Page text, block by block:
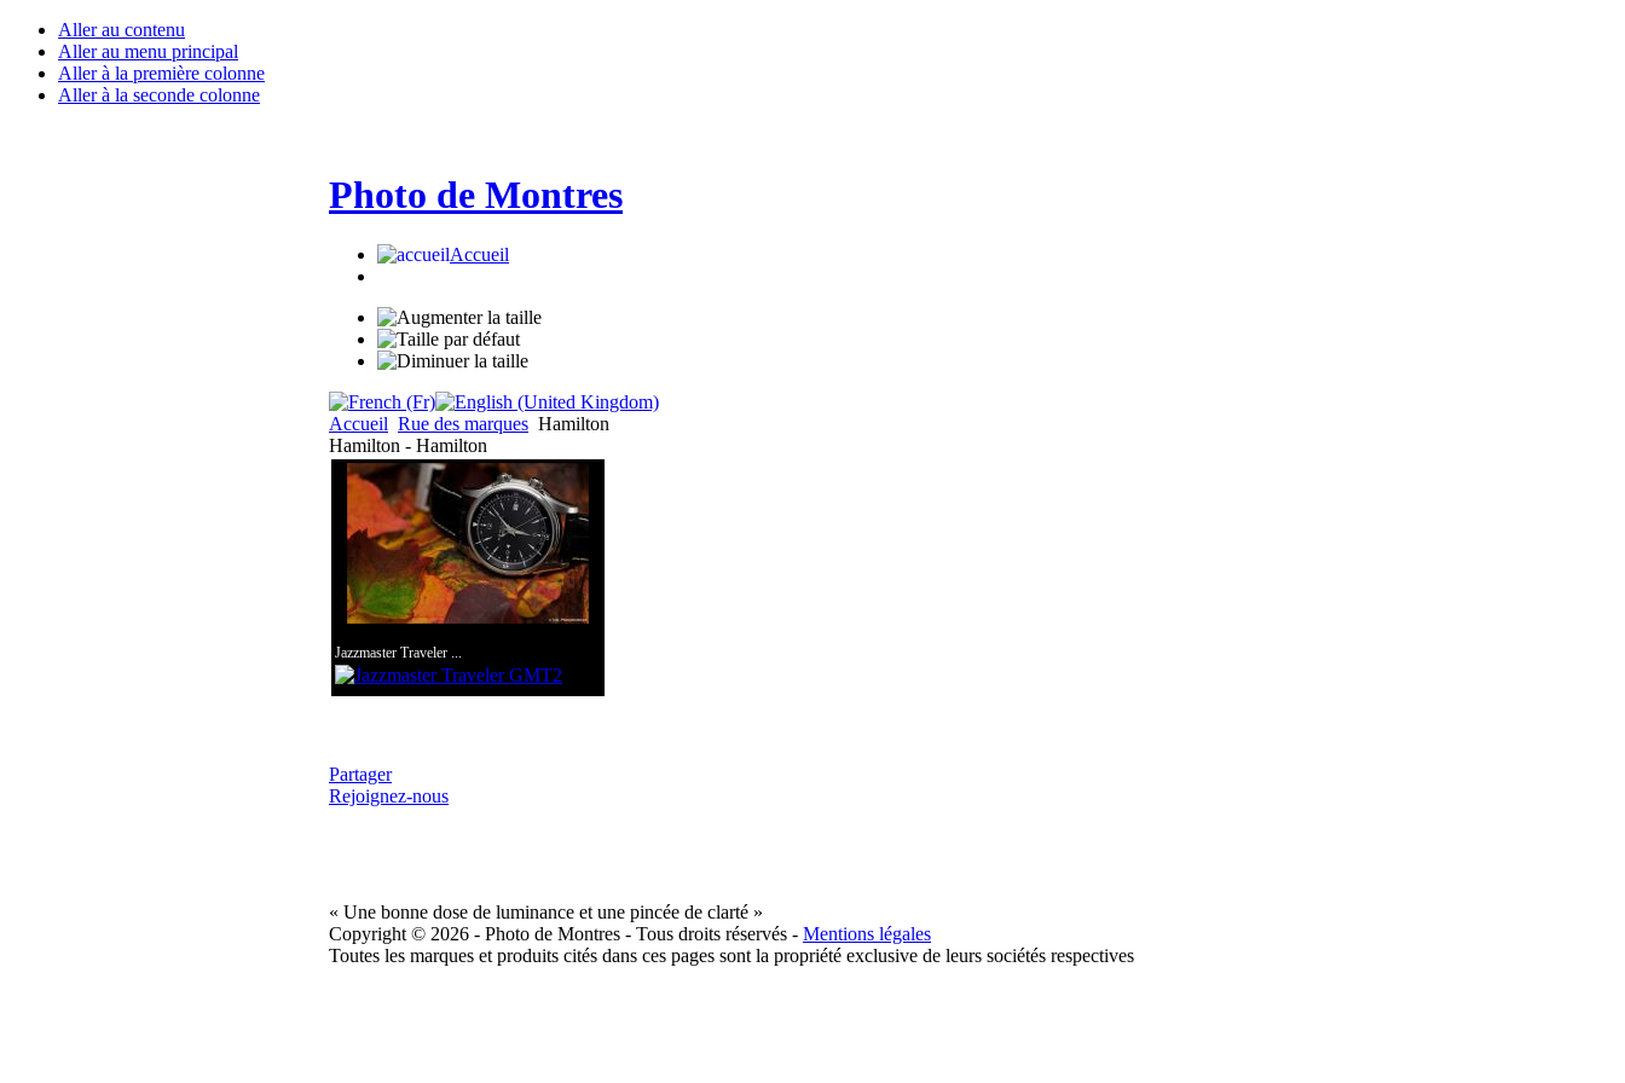
Aller au contenu
Aller au menu principal
Aller à la première colonne
Aller à la seconde colonne
Photo de Montres
Accueil
Accueil Rue des marques Hamilton
Hamilton - Hamilton
Jazzmaster Traveler ...
Partager
Rejoignez-nous
« Une bonne dose de luminance et une pincée de clarté »
Copyright © 2026 - Photo de Montres - Tous droits réservés - Mentions légales
Toutes les marques et produits cités dans ces pages sont la propriété exclusive de leurs sociétés respectives